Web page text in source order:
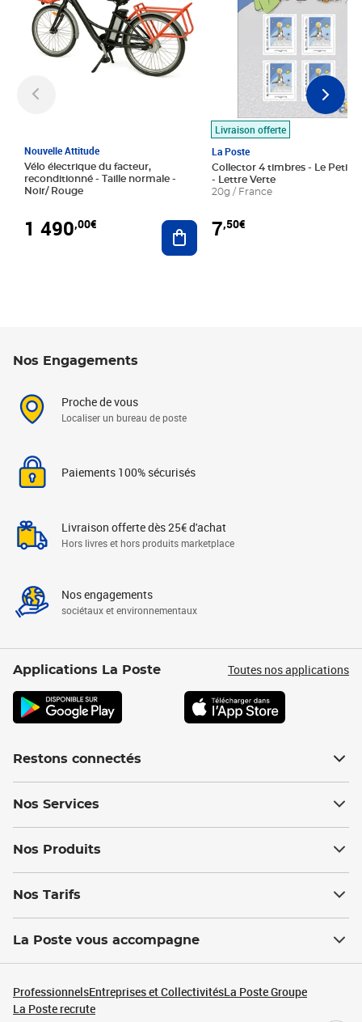
Nouvelle Attitude
Vélo électrique du facteur,
reconditionné - Taille normale -
Noir/ Rouge
1 490,00€ Ajouter au panier
Livraison offerte
La Poste
Collector 4 timbres - Le Petit
- Lettre Verte
20g / France
7,50€
Nos Engagements
Proche de vous
Localiser un bureau de poste
Paiements 100% sécurisés
Livraison offerte dès 25€ d'achat
Hors livres et hors produits marketplace
Nos engagements
sociétaux et environnementaux
Applications La Poste Toutes nos applications
Restons connectés
Nos Services
Nos Produits
Nos Tarifs
La Poste vous accompagne
ProfessionnelsEntreprises et CollectivitésLa Poste Groupe
La Poste recrute